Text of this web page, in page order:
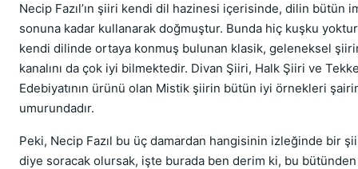
Necip Fazıl’ın şiiri kendi dil hazinesi içerisinde, dilin bütün
sonuna kadar kullanarak doğmuştur. Bunda hiç kuşku
kendi dilinde ortaya konmuş bulunan klasik, geleneksel
kanalını da çok iyi bilmektedir. Divan Şiiri, Halk Şiiri ve
Edebiyatının ürünü olan Mistik şiirin bütün iyi örnekleri
umurundadır.
Peki, Necip Fazıl bu üç damardan hangisinin izleğinde bir
diye soracak olursak, işte burada ben derim ki, bu